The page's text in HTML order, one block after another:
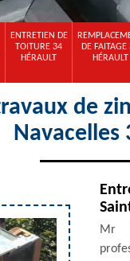
ENTRETIEN DE
TOITURE 34
HÉRAULT
DE FAITAGE
HÉRAULT
de
Navacelles
Mr